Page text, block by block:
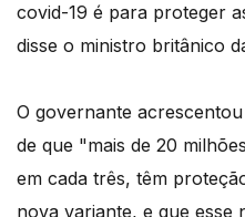
covid-19 é para proteger
disse o ministro britânico
O governante
de que "mais de 20
em cada três, têm
nova variante, e que esse